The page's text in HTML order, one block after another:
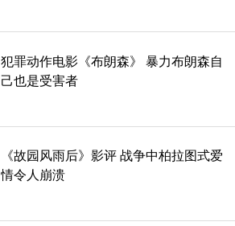
犯罪动作电影《布朗森》 暴力布朗森自
己也是受害者
《故园风雨后》影评 战争中柏拉图式爱
情令人崩溃